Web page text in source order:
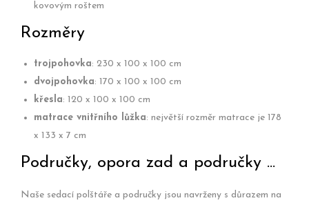
kovovým roštem
Rozměry
trojpohovka: 230 x 100 x 100 cm
dvojpohovka: 170 x 100 x 100 cm
křesla: 120 x 100 x 100 cm
matrace vnitřního lůžka: největší rozměr matrace je 178
x 133 x 7 cm
Područky, opora zad a područky ...
Naše sedací polštáře a područky jsou navrženy s důrazem na